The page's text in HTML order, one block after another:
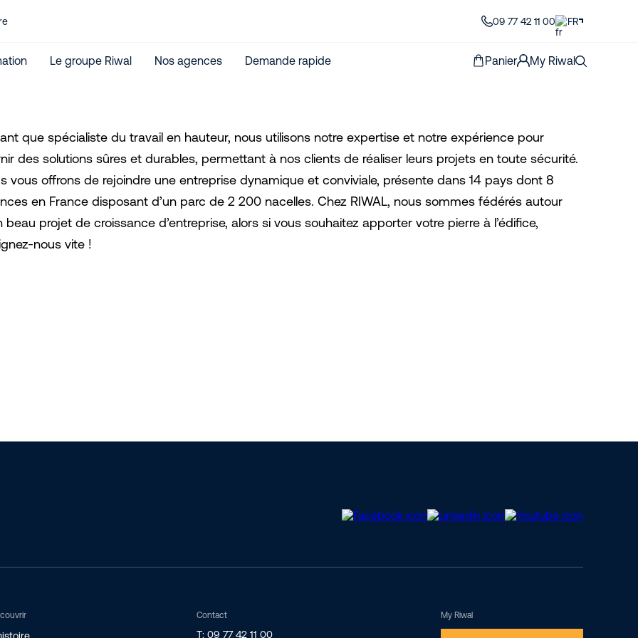
09 77 42 11 00 FR
Le groupe Riwal Nos agences Demande rapide Panier My Riwal
que spécialiste du travail en hauteur, nous utilisons notre expertise et notre expérience pour
des solutions sûres et durables, permettant à nos clients de réaliser leurs projets en toute sécurité.
vous offrons de rejoindre une entreprise dynamique et conviviale, présente dans 14 pays dont 8
en France disposant d’un parc de 2 200 nacelles. Chez RIWAL, nous sommes fédérés autour
beau projet de croissance d’entreprise, alors si vous souhaitez apporter votre pierre à l’édifice,
nous vite !
Contact
T: 09 77 42 11 00
My Riwal